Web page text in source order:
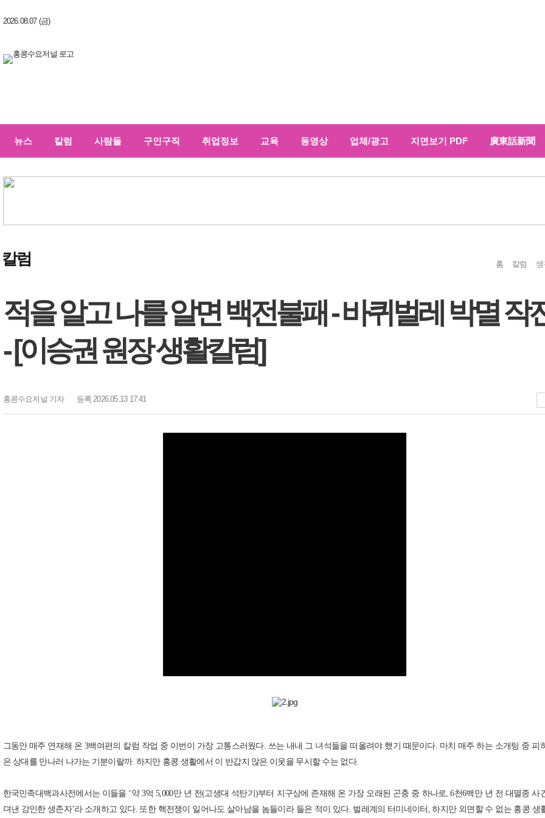
2026.08.07 (금)
뉴스 칼럼 사람들 구인구직 취업정보 교육 동영상 업체/광고 지면보기 PDF 廣東話新聞
칼럼 홈 칼럼 생
적을 알고 나를 알면 백전불패 - 바퀴벌레 박멸 작
- [이승권 원장 생활칼럼]
홍콩수요저널 기자 등록 2026.05.13 17:41
그동안 매주 연재해 온 3백여편의 칼럼 작업 중 이번이 가장 고통스러웠다. 쓰는 내내 그 녀석들을 떠올려야 했기 때문이다. 마치 매주 하는 소개팅 중 피
은 상대를 만나러 나가는 기분이랄까. 하지만 홍콩 생활에서 이 반갑지 않은 이웃을 무시할 수는 없다.
한국민족대백과사전에서는 이들을 ‘약 3억 5,000만 년 전(고생대 석탄기)부터 지구상에 존재해 온 가장 오래된 곤충 중 하나로, 6천6백만 년 전 대멸종 사
뎌낸 강인한 생존자’라 소개하고 있다. 또한 핵전쟁이 일어나도 살아남을 놈들이라 들은 적이 있다. 벌레계의 터미네이터, 하지만 외면할 수 없는 홍콩 생